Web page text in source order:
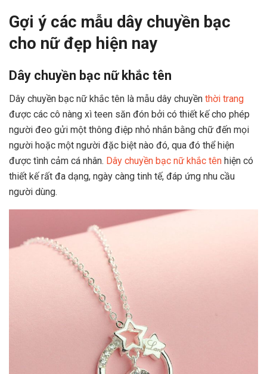
Gợi ý các mẫu dây chuyền bạc
cho nữ đẹp hiện nay
Dây chuyền bạc nữ khắc tên
Dây chuyền bạc nữ khắc tên là mẫu dây chuyền thời trang
được các cô nàng xì teen săn đón bởi có thiết kế cho phép
người đeo gửi một thông điệp nhỏ nhắn bằng chữ đến mọi
người hoặc một người đặc biệt nào đó, qua đó thể hiện
được tình cảm cá nhân. Dây chuyền bạc nữ khắc tên hiện có
thiết kế rất đa dạng, ngày càng tinh tế, đáp ứng nhu cầu
người dùng.